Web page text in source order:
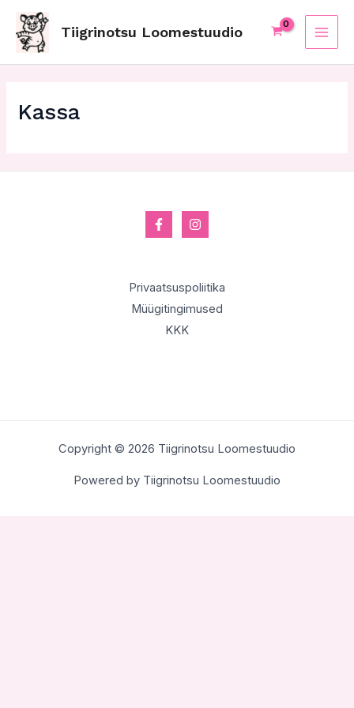
content
Tiigrinotsu Loomestuudio
Kassa
Privaatsuspoliitika
Müügitingimused
KKK
Copyright © 2026 Tiigrinotsu Loomestuudio
Powered by Tiigrinotsu Loomestuudio